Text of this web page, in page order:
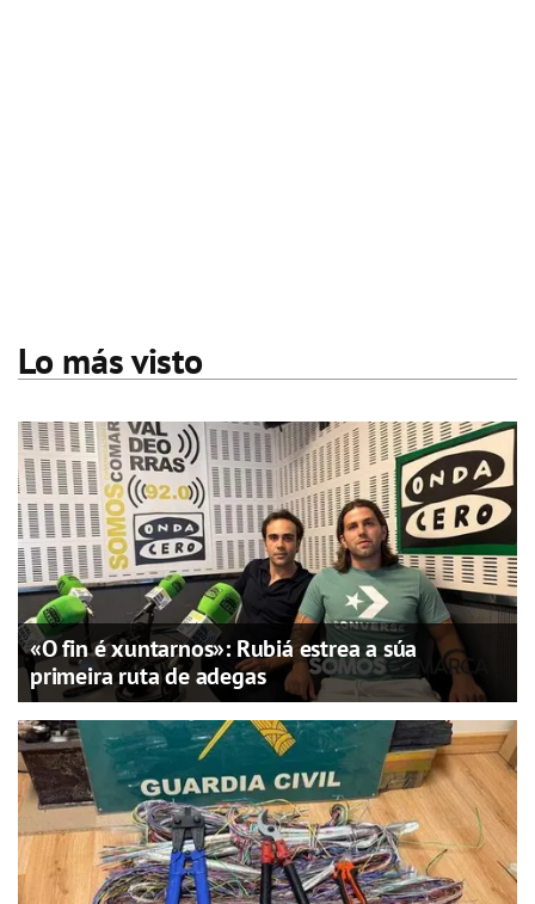
Lo más visto
«O fin é xuntarnos»: Rubiá estrea a súa
primeira ruta de adegas